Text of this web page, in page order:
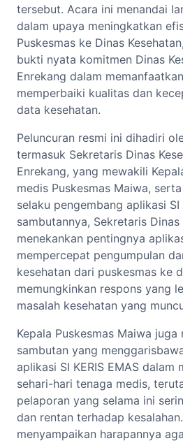
tersebut. Acara ini menandai
dalam upaya meningkatkan
Puskesmas ke Dinas
bukti nyata komitmen Dinas
Enrekang dalam
memperbaiki kualitas dan
data kesehatan.
Peluncuran resmi ini dihadiri
termasuk Sekretaris Dinas
Enrekang, yang mewakili
medis Puskesmas Maiwa,
selaku pengembang aplikasi SI
sambutannya, Sekretaris Dinas
menekankan pentingnya
mempercepat pengumpulan
kesehatan dari puskesmas ke
memungkinkan respons yang
masalah kesehatan yang
Kepala Puskesmas Maiwa juga
sambutan yang
aplikasi SI KERIS EMAS dalam
sehari-hari tenaga medis,
pelaporan yang selama ini
dan rentan terhadap
menyampaikan harapannya